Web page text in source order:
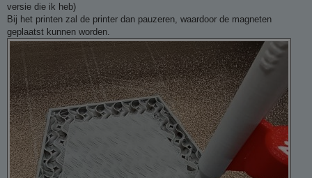
versie die ik heb)
Bij het printen zal de printer dan pauzeren, waardoor de magneten
geplaatst kunnen worden.